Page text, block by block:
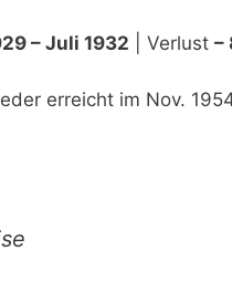
– Juli 1932 | Verlust –
erreicht im Nov.